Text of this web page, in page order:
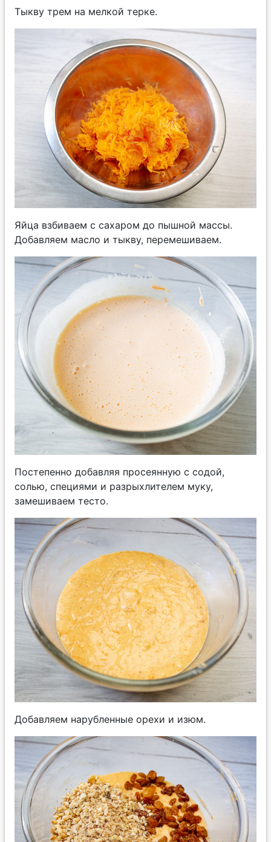
Тыкву трем на мелкой терке.
Яйца взбиваем с сахаром до пышной массы.
Добавляем масло и тыкву, перемешиваем.
Постепенно добавляя просеянную с содой,
солью, специями и разрыхлителем муку,
замешиваем тесто.
Добавляем нарубленные орехи и изюм.